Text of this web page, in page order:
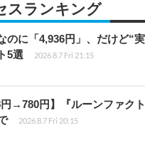
スランキング
のに「4,936円」、だけど“
5選
2026.8.7 Fri 21:15
円→780円】『ルーンファク
2026.8.7 Fri 20:15